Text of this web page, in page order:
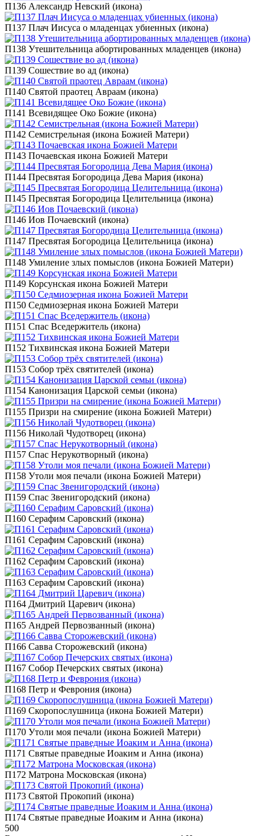
П136 Александр Невский (икона)
П137 Плач Иисуса о младенцах убиенных (икона)
П138 Утешительница абортированных младенцев (икона)
П139 Сошествие во ад (икона)
П140 Святой праотец Авраам (икона)
П141 Всевидящее Око Божие (икона)
П142 Семистрельная (икона Божией Матери)
П143 Почаевская икона Божией Матери
П144 Пресвятая Богородица Дева Мария (икона)
П145 Пресвятая Богородица Целительница (икона)
П146 Иов Почаевский (икона)
П147 Пресвятая Богородица Целительница (икона)
П148 Умиление злых помыслов (икона Божией Матери)
П149 Корсунская икона Божией Матери
П150 Седмиозерная икона Божией Матери
П151 Спас Вседержитель (икона)
П152 Тихвинская икона Божией Матери
П153 Собор трёх святителей (икона)
П154 Канонизация Царской семьи (икона)
П155 Призри на смирение (икона Божией Матери)
П156 Николай Чудотворец (икона)
П157 Спас Нерукотворный (икона)
П158 Утоли моя печали (икона Божией Матери)
П159 Спас Звенигородский (икона)
П160 Серафим Саровский (икона)
П161 Серафим Саровский (икона)
П162 Серафим Саровский (икона)
П163 Серафим Саровский (икона)
П164 Дмитрий Царевич (икона)
П165 Андрей Первозванный (икона)
П166 Савва Сторожевский (икона)
П167 Собор Печерских святых (икона)
П168 Петр и Феврония (икона)
П169 Скоропослушница (икона Божией Матери)
П170 Утоли моя печали (икона Божией Матери)
П171 Святые праведные Иоаким и Анна (икона)
П172 Матрона Московская (икона)
П173 Святой Прокопий (икона)
П174 Святые праведные Иоаким и Анна (икона)
500